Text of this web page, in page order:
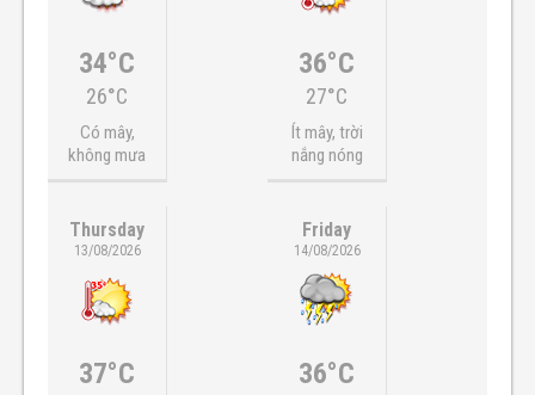
34°C
26°C
Có mây,
không mưa
36°C
27°C
Ít mây, trời
nắng nóng
Thursday
13/08/2026
37°C
Friday
14/08/2026
36°C